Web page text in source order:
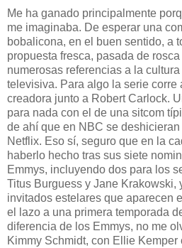
Me ha ganado principalmente
me imaginaba. De esperar una
bobalicona, en el buen sentido, a
propuesta fresca, pasada de
numerosas referencias a la
televisiva. Para algo la serie corre
creadora junto a Robert Carlock.
para nada con el de una sitcom
de ahí que en NBC se
Netflix. Eso sí, seguro que en la
haberlo hecho tras sus siete
Emmys, incluyendo dos para los
Titus Burguess y Jane Krakowski,
invitados estelares que aparecen
el lazo a una primera temporada
diferencia de los Emmys, no me
Kimmy Schmidt, con Ellie